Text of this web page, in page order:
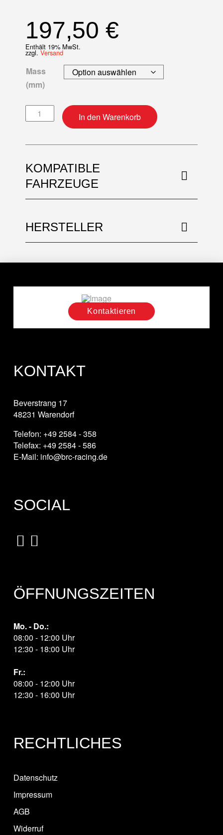
197,50 €
Enthält 19% MwSt.
zzgl. Versand
Mass
(mm)
Kolben-Kit MengeIn den Warenkorb
KOMPATIBLE
FAHRZEUGE
HERSTELLER
Kontaktieren
KONTAKT
Beverstrang 17
48231 Warendorf
Telefon: +49 2584 - 358
Telefax: +49 2584 - 586
E-Mail: info@brc-racing.de
SOCIAL
ÖFFNUNGSZEITEN
Mo. - Do.:
08:00 - 12:00 Uhr
12:30 - 18:00 Uhr
Fr.:
08:00 - 12:00 Uhr
12:30 - 16:00 Uhr
RECHTLICHES
Datenschutz
Impressum
AGB
Widerruf